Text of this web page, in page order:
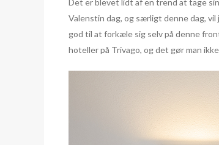
Det er blevet lidt af en trend at tage
Valenstin dag, og særligt denne dag,
god til at forkæle sig selv på denne
hoteller på Trivago, og det gør man